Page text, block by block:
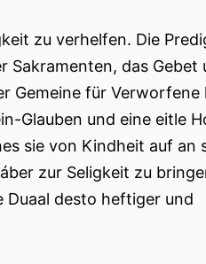
zu verhelfen. Die
Sakramenten, das Gebet
Gemeine für Verworfene
Glauben und eine eitle
sie von Kindheit auf an
zur Seligkeit zu
Duaal desto heftiger und